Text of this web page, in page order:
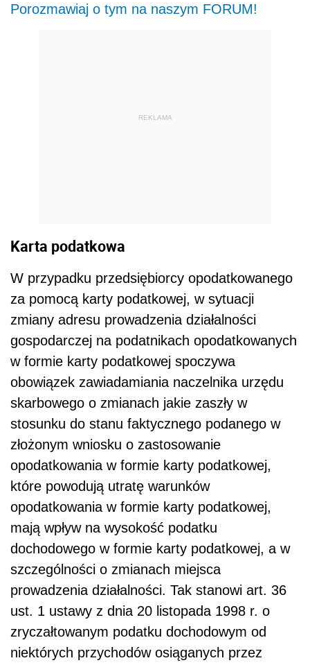
Porozmawiaj o tym na naszym FORUM!
REKLAMA
Karta podatkowa
W przypadku przedsiębiorcy opodatkowanego
za pomocą karty podatkowej, w sytuacji
zmiany adresu prowadzenia działalności
gospodarczej na podatnikach opodatkowanych
w formie karty podatkowej spoczywa
obowiązek zawiadamiania naczelnika urzędu
skarbowego o zmianach jakie zaszły w
stosunku do stanu faktycznego podanego w
złożonym wniosku o zastosowanie
opodatkowania w formie karty podatkowej,
które powodują utratę warunków
opodatkowania w formie karty podatkowej,
mają wpływ na wysokość podatku
dochodowego w formie karty podatkowej, a w
szczególności o zmianach miejsca
prowadzenia działalności. Tak stanowi art. 36
ust. 1 ustawy z dnia 20 listopada 1998 r. o
zryczałtowanym podatku dochodowym od
niektórych przychodów osiąganych przez